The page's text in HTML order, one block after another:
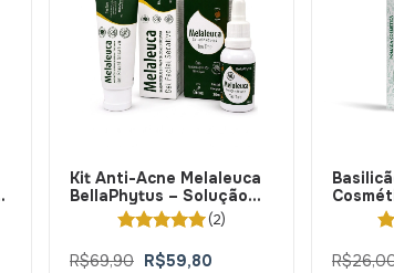
Kit Anti-Acne Melaleuca
BellaPhytus – Solução
Aquosa Tea Tree 30ml +
Gel Secativo de
Espinhass 30g
(2)
R$69,90 R$59,80